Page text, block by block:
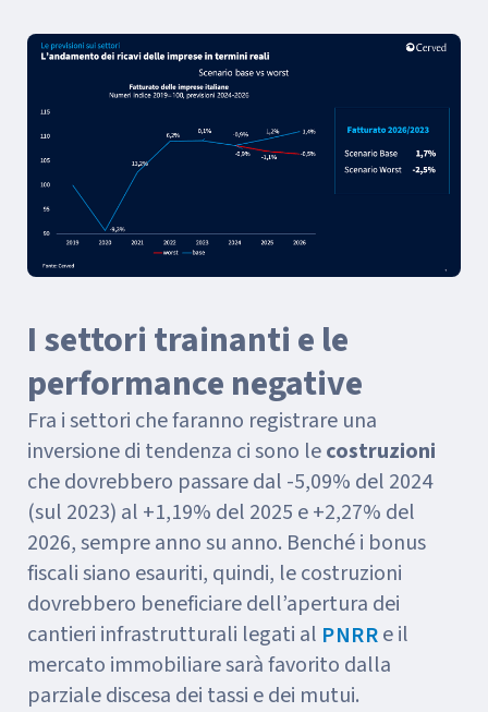
I settori trainanti e le
performance negative
Fra i settori che faranno registrare una
inversione di tendenza ci sono lecostruzioni
che dovrebbero passare dal -5,09% del 2024
(sul 2023) al +1,19% del 2025 e +2,27% del
2026, sempre anno su anno. Benché i bonus
fiscali siano esauriti, quindi, le costruzioni
dovrebbero beneficiare dell’apertura dei
cantieri infrastrutturali legati al PNRRe il
mercato immobiliare sarà favorito dalla
parziale discesa dei tassi e dei mutui.